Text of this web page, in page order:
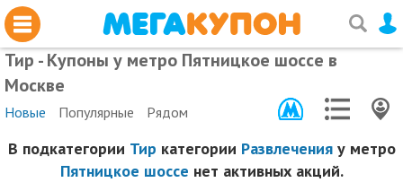
Тир - Купоны у метро Пятницкое шоссе в
Москве
Новые Популярные Рядом
В подкатегории Тир категории Развлеченияу метро
Пятницкое шоссе нет активных акций.